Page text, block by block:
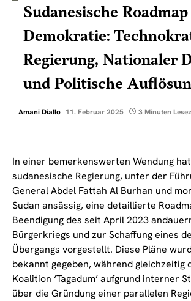
Sudanesische
Demokratie:
Regierung, Nationaler
und Politische
Amani Diallo 11. Februar 2025 3 Minuten
In einer bemerkenswerten Wendung
sudanesische Regierung, unter der
General Abdel Fattah Al Burhan und
Sudan ansässig, eine detaillierte
Beendigung des seit April 2023
Bürgerkriegs und zur Schaffung eines
Übergangs vorgestellt. Diese Pläne
bekannt gegeben, während gleichzeitig
Koalition ‘Tagadum’ aufgrund interner
über die Gründung einer parallelen